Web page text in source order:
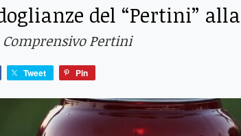
del “Pertini”
Pertini
Tweet Pin